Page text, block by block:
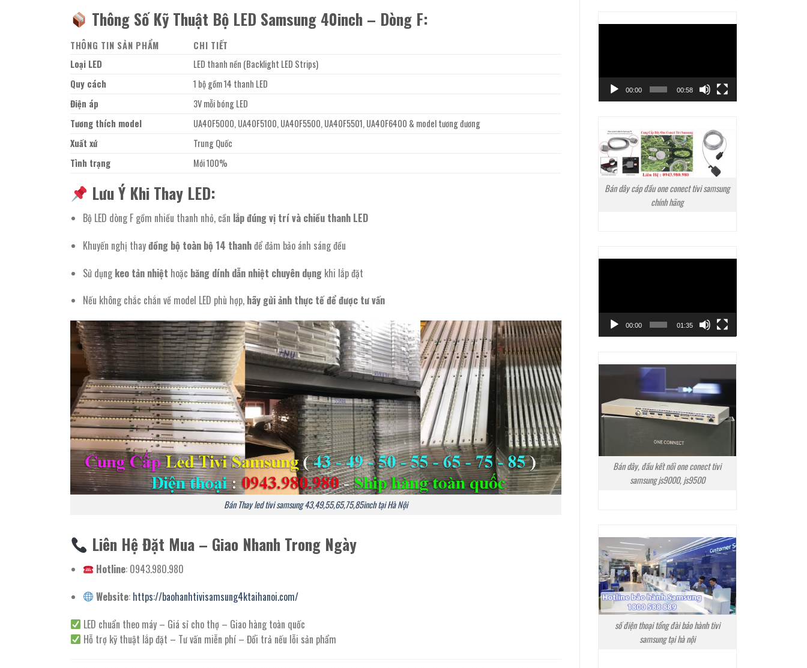
Thông Số Kỹ Thuật Bộ LED Samsung 40inch – Dòng F:
THÔNG TIN SẢN PHẨM
CHI TIẾT
Loại LED
LED thanh nền (Backlight LED Strips)
Quy cách
1 bộ gồm 14 thanh LED
Điện áp
3V mỗi bóng LED
Tương thích model
UA40F5000, UA40F5100, UA40F5500, UA40F5501, UA40F6400 & model tương đương
Xuất xứ
Trung Quốc
Tình trạng
Mới 100%
Lưu Ý Khi Thay LED:
Bộ LED dòng F gồm nhiều thanh nhỏ, cần lắp đúng vị trí và chiều thanh LED
Khuyến nghị thayđồng bộ toàn bộ 14 thanhđể đảm bảo ánh sáng đều
Sử dụng keo tản nhiệt hoặc băng dính dẫn nhiệt chuyên dụngkhi lắp đặt
Nếu không chắc chắn về model LED phù hợp, hãy gửi ảnh thực tế để được tư vấn
Bán Thay led tivi samsung 43,49,55,65,75,85inch tại Hà Nội
Liên Hệ Đặt Mua – Giao Nhanh Trong Ngày
Hotline: 0943.980.980
Website: https://baohanhtivisamsung4ktaihanoi.com/
LED chuẩn theo máy – Giá sỉ cho thợ – Giao hàng toàn quốc
Hỗ trợ kỹ thuật lắp đặt – Tư vấn miễn phí – Đổi trả nếu lỗi sản phẩm
00:00 00:58
Bán dây cáp đầu one conect tivi samsung
chính hãng
00:00 01:35
Bán dây, đầu kết nối one conect tivi
samsung js9000, js9500
số điện thoại tổng đài bảo hành tivi
samsung tại hà nội